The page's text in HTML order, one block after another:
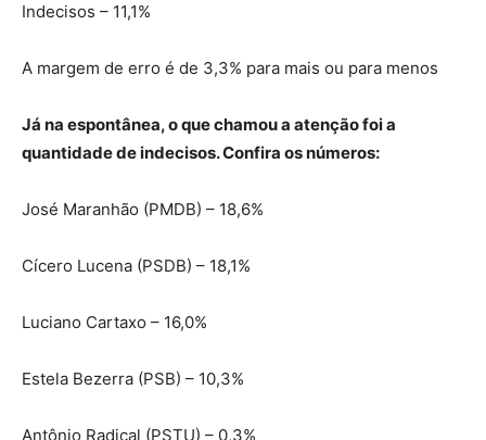
Indecisos – 11,1%
A margem de erro é de 3,3% para mais ou para menos
Já na espontânea, o que chamou a atenção foi a
quantidade de indecisos. Confira os números:
José Maranhão (PMDB) – 18,6%
Cícero Lucena (PSDB) – 18,1%
Luciano Cartaxo – 16,0%
Estela Bezerra (PSB) – 10,3%
Antônio Radical (PSTU) – 0,3%